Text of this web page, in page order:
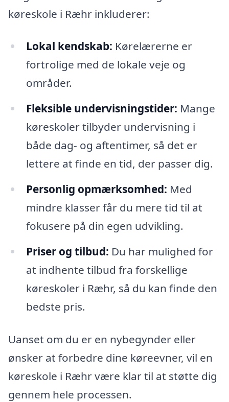
køreskole i Ræhr inkluderer:
Lokal kendskab: Kørelærerne er
fortrolige med de lokale veje og
områder.
Fleksible undervisningstider: Mange
køreskoler tilbyder undervisning i
både dag- og aftentimer, så det er
lettere at finde en tid, der passer dig.
Personlig opmærksomhed: Med
mindre klasser får du mere tid til at
fokusere på din egen udvikling.
Priser og tilbud: Du har mulighed for
at indhente tilbud fra forskellige
køreskoler i Ræhr, så du kan finde den
bedste pris.
Uanset om du er en nybegynder eller
ønsker at forbedre dine køreevner, vil en
køreskole i Ræhr være klar til at støtte dig
gennem hele processen.